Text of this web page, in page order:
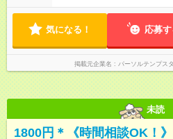
気になる！ 応募す
掲載元企業名 パーソルテンプス
未読
1800円＊《時間相談OK！